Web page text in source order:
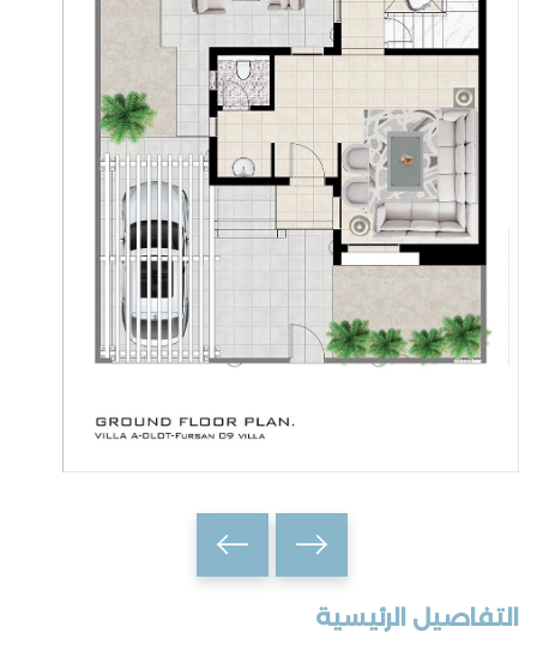
التفاصيل الرئيسية